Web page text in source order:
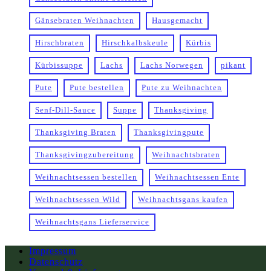
Gänsebraten Weihnachten Hausgemacht
Hirschbraten Hirschkalbskeule Kürbis
Kürbissuppe Lachs Lachs Norwegen pikant
Pute Pute bestellen Pute zu Weihnachten
Senf-Dill-Sauce Suppe Thanksgiving
Thanksgiving Braten Thanksgivingpute
Thanksgivingzubereitung Weihnachtsbraten
Weihnachtsessen bestellen Weihnachtsessen Ente
Weihnachtsessen Wild Weihnachtsgans kaufen
Weihnachtsgans Lieferservice
Impressum
Datenschutz